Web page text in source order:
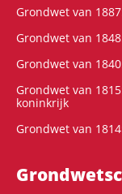
Grondwet van
Grondwet van
Grondwet van
Grondwet van
koninkrijk
Grondwet van